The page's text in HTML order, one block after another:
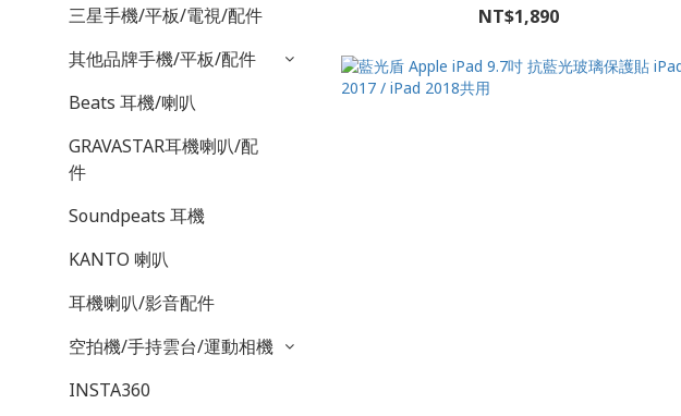
三星手機/平板/電視/配件
其他品牌手機/平板/配件
Beats 耳機/喇叭
GRAVASTAR耳機喇叭/配
件
Soundpeats 耳機
KANTO 喇叭
耳機喇叭/影音配件
空拍機/手持雲台/運動相機
INSTA360
NT$1,890